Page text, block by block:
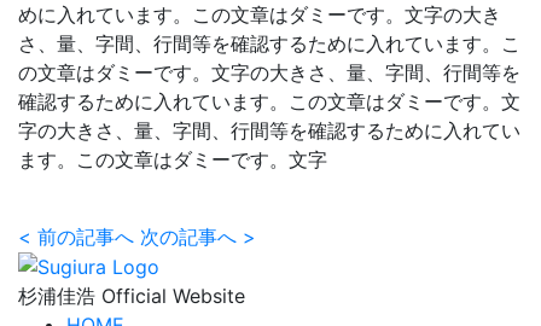
めに入れています。この文章はダミーです。文字の大き
さ、量、字間、行間等を確認するために入れています。こ
の文章はダミーです。文字の大きさ、量、字間、行間等を
確認するために入れています。この文章はダミーです。文
字の大きさ、量、字間、行間等を確認するために入れてい
ます。この文章はダミーです。文字
< 前の記事へ 次の記事へ >
杉浦佳浩 Official Website